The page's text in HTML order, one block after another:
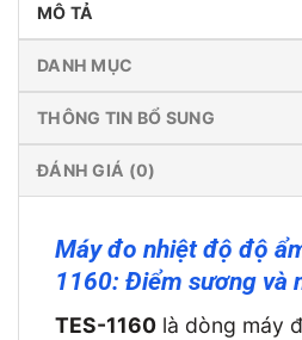
MÔ TẢ
DANH MỤC
THÔNG TIN BỔ SUNG
ĐÁNH GIÁ (0)
Máy đo nhiệt độ độ
1160: Điểm sương và
TES-1160 là dòng máy